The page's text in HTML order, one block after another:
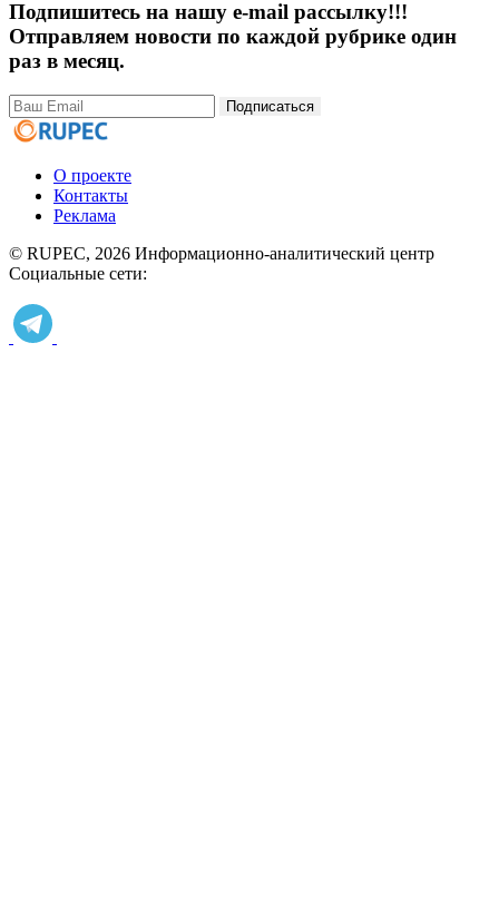
Подпишитесь на нашу e-mail рассылку!!!
Отправляем новости по каждой рубрике один
раз в месяц.
Подписаться
О проекте
Контакты
Реклама
© RUPEC, 2026 Информационно-аналитический центр
Социальные сети: